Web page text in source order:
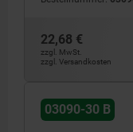
22,68 €
zzgl. MwSt.
zzgl. Versandkosten
03090-30 B